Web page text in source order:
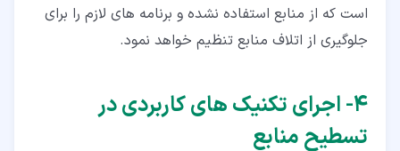
است که از منابع استفاده نشده و برنامه های لازم را برای
جلوگیری از اتلاف منابع تنظیم خواهد نمود.
۴‏- اجرای تکنیک های کاربردی در
تسطیح منابع